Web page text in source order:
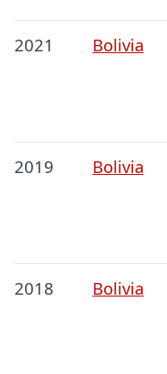
2021 Bolivia
2019 Bolivia
2018 Bolivia